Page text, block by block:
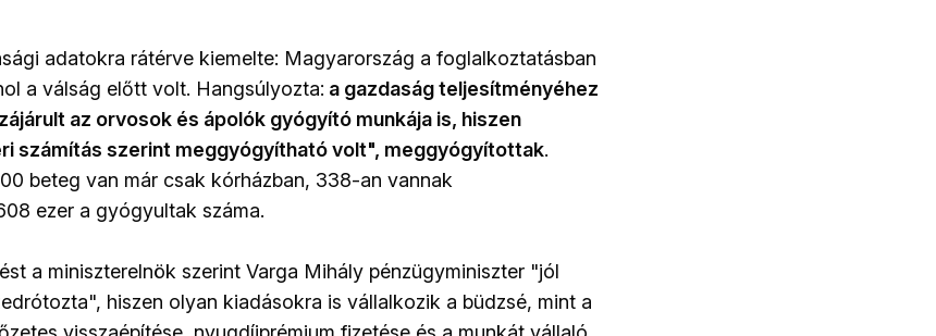
adatokra rátérve kiemelte: Magyarország a foglalkoztatásban
a válság előtt volt. Hangsúlyozta: a gazdaság teljesítményéhez
az orvosok és ápolók gyógyító munkája is, hiszen
számítás szerint meggyógyítható volt", meggyógyítottak.
beteg van már csak kórházban, 338-an vannak
ezer a gyógyultak száma.
a miniszterelnök szerint Varga Mihály pénzügyminiszter "jól
hiszen olyan kiadásokra is vállalkozik a büdzsé, mint a